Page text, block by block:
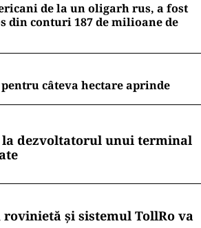
de la un oligarh rus, a fost
din conturi 187 de milioane de
câteva hectare aprinde
la dezvoltatorul unui terminal
și sistemul TollRo va